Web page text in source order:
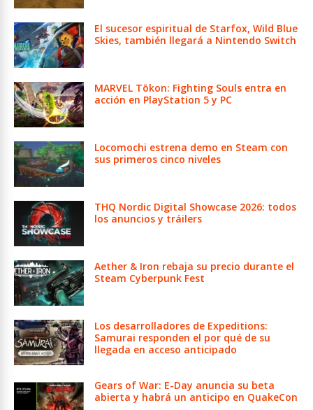
El sucesor espiritual de Starfox, Wild Blue
Skies, también llegará a Nintendo Switch
MARVEL Tōkon: Fighting Souls entra en
acción en PlayStation 5 y PC
Locomochi estrena demo en Steam con
sus primeros cinco niveles
THQ Nordic Digital Showcase 2026: todos
los anuncios y tráilers
Aether & Iron rebaja su precio durante el
Steam Cyberpunk Fest
Los desarrolladores de Expeditions:
Samurai responden el por qué de su
llegada en acceso anticipado
Gears of War: E-Day anuncia su beta
abierta y habrá un anticipo en QuakeCon